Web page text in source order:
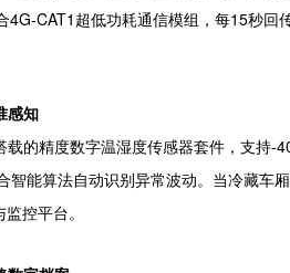
4G-CAT1超低功耗通信模组，每15秒回
感知
载的精度数字温湿度传感器套件，支
能算法自动识别异常波动。当冷藏车
控平台。